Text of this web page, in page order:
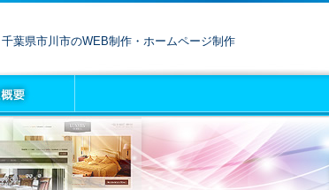
千葉県市川市のWEB制作・ホームページ制作